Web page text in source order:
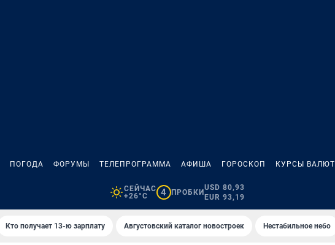
ПОГОДА ФОРУМЫ ТЕЛЕПРОГРАММА АФИША ГОРОСКОП КУРСЫ ВАЛЮТ
СЕЙЧАС
+26°C
4 ПРОБКИ
USD 80,93
EUR 93,19
Кто получает 13-ю зарплату Августовский каталог новостроек Нестабильное небо